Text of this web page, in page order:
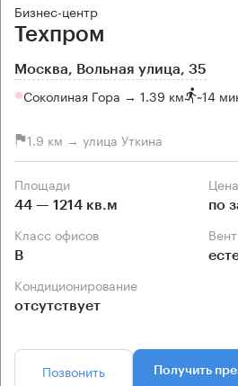
Бизнес-центр
Техпром
Москва, Вольная улица, 35
Соколиная Гора → 1.39 км ~14
1.9 км → улица Уткина
Площади
44 — 1214 кв.м по
Класс офисов
B
Кондиционирование
отсутствует
Позвонить Получить